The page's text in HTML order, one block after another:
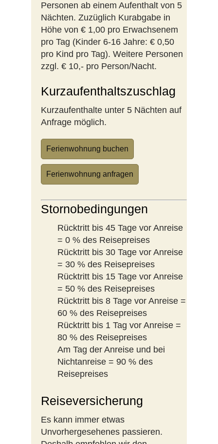
Personen ab einem Aufenthalt von 5
Nächten. Zuzüglich Kurabgabe in
Höhe von € 1,00 pro Erwachsenem
pro Tag (Kinder 6-16 Jahre: € 0,50
pro Kind pro Tag). Weitere Personen
zzgl. € 10,- pro Person/Nacht.
Kurzaufenthaltszuschlag
Kurzaufenthalte unter 5 Nächten auf
Anfrage möglich.
Ferienwohnung buchen
Ferienwohnung anfragen
Stornobedingungen
Rücktritt bis 45 Tage vor Anreise
= 0 % des Reisepreises
Rücktritt bis 30 Tage vor Anreise
= 30 % des Reisepreises
Rücktritt bis 15 Tage vor Anreise
= 50 % des Reisepreises
Rücktritt bis 8 Tage vor Anreise =
60 % des Reisepreises
Rücktritt bis 1 Tag vor Anreise =
80 % des Reisepreises
Am Tag der Anreise und bei
Nichtanreise = 90 % des
Reisepreises
Reiseversicherung
Es kann immer etwas
Unvorhergesehenes passieren.